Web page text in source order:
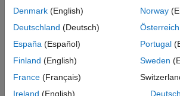
新しい解析プロットを作成するには、
制
加するプロットのタイプを選択します。
Denmark (English)
Deutschland (Deutsch)
España (Español)
Finland (English)
France (Français)
Ireland (English)
Norway
Österreich
Portugal
Sweden
Deutsch